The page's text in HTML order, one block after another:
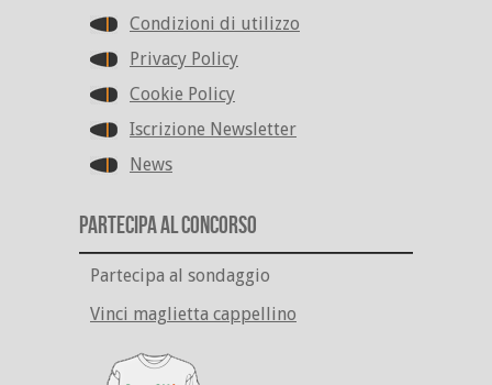
Condizioni di utilizzo
Privacy Policy
Cookie Policy
Iscrizione Newsletter
News
Partecipa al Concorso
Partecipa al sondaggio
Vinci maglietta cappellino